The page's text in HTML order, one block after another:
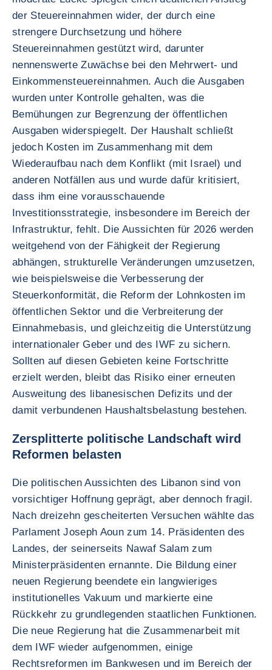
der Steuereinnahmen wider, der durch eine
strengere Durchsetzung und höhere
Steuereinnahmen gestützt wird, darunter
nennenswerte Zuwächse bei den Mehrwert- und
Einkommensteuereinnahmen. Auch die Ausgaben
wurden unter Kontrolle gehalten, was die
Bemühungen zur Begrenzung der öffentlichen
Ausgaben widerspiegelt. Der Haushalt schließt
jedoch Kosten im Zusammenhang mit dem
Wiederaufbau nach dem Konflikt (mit Israel) und
anderen Notfällen aus und wurde dafür kritisiert,
dass ihm eine vorausschauende
Investitionsstrategie, insbesondere im Bereich der
Infrastruktur, fehlt. Die Aussichten für 2026 werden
weitgehend von der Fähigkeit der Regierung
abhängen, strukturelle Veränderungen umzusetzen,
wie beispielsweise die Verbesserung der
Steuerkonformität, die Reform der Lohnkosten im
öffentlichen Sektor und die Verbreiterung der
Einnahmebasis, und gleichzeitig die Unterstützung
internationaler Geber und des IWF zu sichern.
Sollten auf diesen Gebieten keine Fortschritte
erzielt werden, bleibt das Risiko einer erneuten
Ausweitung des libanesischen Defizits und der
damit verbundenen Haushaltsbelastung bestehen.
Zersplitterte politische Landschaft wird
Reformen belasten
Die politischen Aussichten des Libanon sind von
vorsichtiger Hoffnung geprägt, aber dennoch fragil.
Nach dreizehn gescheiterten Versuchen wählte das
Parlament Joseph Aoun zum 14. Präsidenten des
Landes, der seinerseits Nawaf Salam zum
Ministerpräsidenten ernannte. Die Bildung einer
neuen Regierung beendete ein langwieriges
institutionelles Vakuum und markierte eine
Rückkehr zu grundlegenden staatlichen Funktionen.
Die neue Regierung hat die Zusammenarbeit mit
dem IWF wieder aufgenommen, einige
Rechtsreformen im Bankwesen und im Bereich der